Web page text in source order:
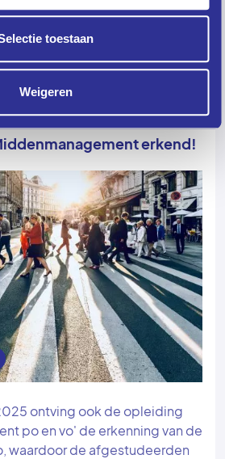
toestaan
Weigeren
VOOR LEIDINGGEVENDEN IN
erkend!
ontving ook de opleiding
po en vo' de erkenning van de
waardoor de afgestudeerden